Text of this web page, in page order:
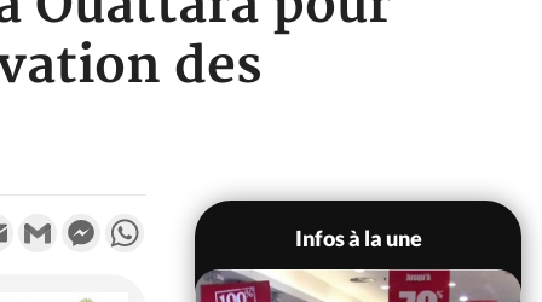
des
Email Gmail MessengerWhatsApp
Infos à la une